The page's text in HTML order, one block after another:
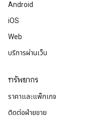
Android
iOS
Web
บริการผ่านเว็บ
ทรัพยากร
ราคาและแพ็กเกจ
ติดต่อฝ่ายขาย